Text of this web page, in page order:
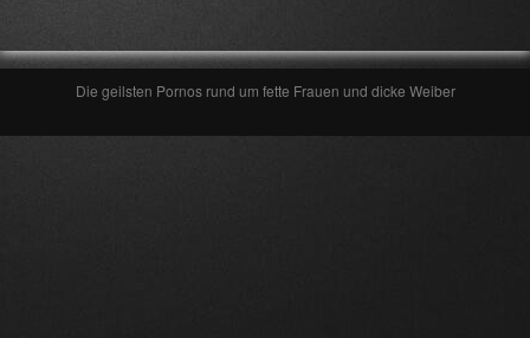
Die geilsten Pornos rund um fette Frauen und dicke Weiber